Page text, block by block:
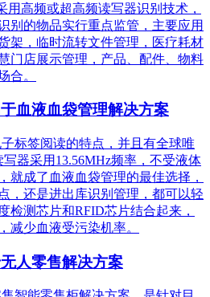
用高频或超高频读写器识别技术，
别的物品实行重点监管，主要应用
架，临时流转文件管理，医疗耗材
门店展示管理，产品、配件、物料
合。
血液血袋管理解决方案
标签阅读的特点，并且有全球唯
器采用13.56MHz频率，不受液体
就成了血液血袋管理的最佳选择，
，还是进出库识别管理，都可以轻
检测芯片和RFID芯片结合起来，
减少血液受污染机率。
人零售解决方案